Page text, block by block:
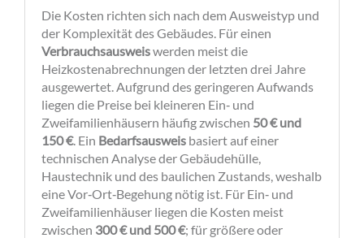
Die Kosten richten sich nach dem Ausweistyp und
der Komplexität des Gebäudes. Für einen
Verbrauchsausweiswerden meist die
Heizkostenabrechnungen der letzten drei Jahre
ausgewertet. Aufgrund des geringeren Aufwands
liegen die Preise bei kleineren Ein‑ und
Zweifamilienhäusern häufig zwischen 50 € und
150 €. Ein Bedarfsausweis basiert auf einer
technischen Analyse der Gebäudehülle,
Haustechnik und des baulichen Zustands, weshalb
eine Vor‑Ort‑Begehung nötig ist. Für Ein‑ und
Zweifamilienhäuser liegen die Kosten meist
zwischen 300 € und 500 €; für größere oder